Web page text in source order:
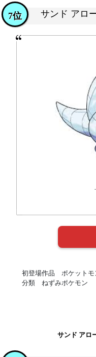
サンド アロ
7位
初登場作品 ポケットモ
分類 ねずみポケモン
サンド アロ